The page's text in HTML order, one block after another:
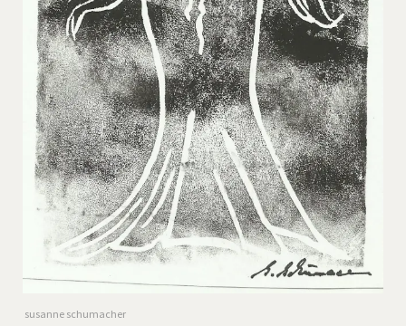
susanne schumacher